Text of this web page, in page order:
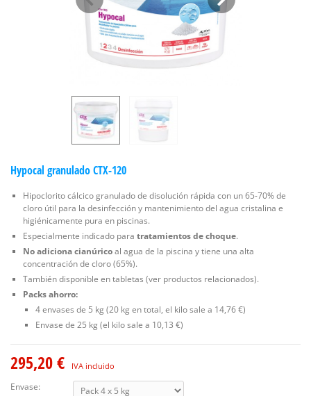
Hypocal granulado CTX-120
Hipoclorito cálcico granulado de disolución rápida con un 65-70% de
cloro útil para la desinfección y mantenimiento del agua cristalina e
higiénicamente pura en piscinas.
Especialmente indicado para tratamientos de choque.
No adiciona cianúricoal agua de la piscina y tiene una alta
concentración de cloro (65%).
También disponible en tabletas (ver productos relacionados).
Packs ahorro:
4 envases de 5 kg (20 kg en total, el kilo sale a 14,76 €)
Envase de 25 kg (el kilo sale a 10,13 €)
295,20 € IVA incluido
Envase: